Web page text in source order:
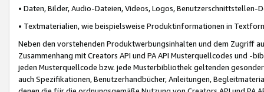
• Daten, Bilder, Audio-Dateien, Videos, Logos, Benutzerschnittstellen-
• Textmaterialien, wie beispielsweise Produktinformationen in
Neben den vorstehenden Produktwerbungsinhalten und dem Zugriff
Zusammenhang mit Creators API und PA API Musterquellcodes und
jeden Musterquellcode bzw. jede Musterbibliothek geltenden
auch Spezifikationen, Benutzerhandbücher, Anleitungen,